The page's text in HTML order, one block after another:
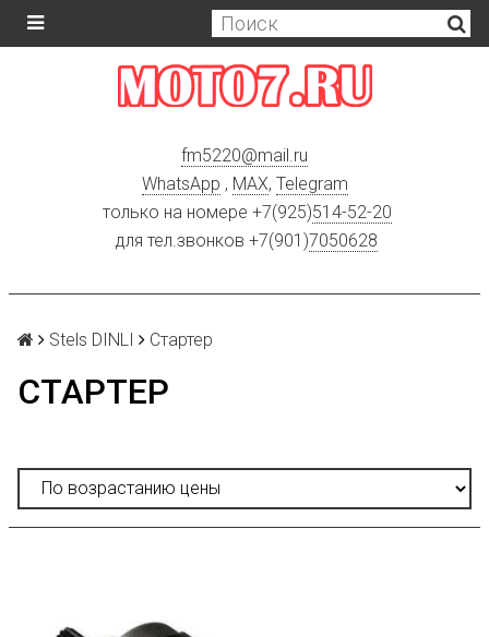
fm5220@mail.ru
WhatsApp , MAX, Telegram
только на номере +7(925)514-52-20
для тел.звонков +7(901)7050628
Stels DINLI Стартер
СТАРТЕР